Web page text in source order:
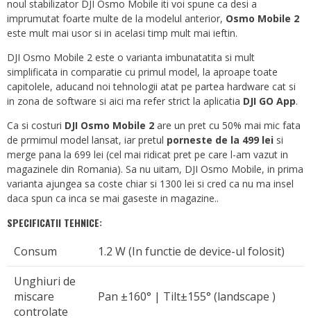
noul stabilizator DJI Osmo Mobile iti voi spune ca desi a
imprumutat foarte multe de la modelul anterior, Osmo Mobile 2
este mult mai usor si in acelasi timp mult mai ieftin.
DJI Osmo Mobile 2 este o varianta imbunatatita si mult
simplificata in comparatie cu primul model, la aproape toate
capitolele, aducand noi tehnologii atat pe partea hardware cat si
in zona de software si aici ma refer strict la aplicatia DJI GO App.
Ca si costuri DJI Osmo Mobile 2 are un pret cu 50% mai mic fata
de prmimul model lansat, iar pretul porneste de la 499 lei si
merge pana la 699 lei (cel mai ridicat pret pe care l-am vazut in
magazinele din Romania). Sa nu uitam, DJI Osmo Mobile, in prima
varianta ajungea sa coste chiar si 1300 lei si cred ca nu ma insel
daca spun ca inca se mai gaseste in magazine..
SPECIFICATII TEHNICE:
Consum
1.2 W (In functie de device-ul folosit)
Unghiuri de
miscare
controlate
Pan ±160° | Tilt±155° (landscape )